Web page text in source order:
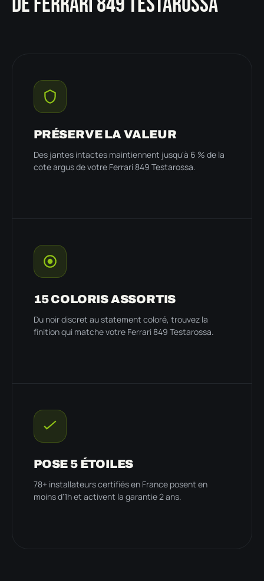
PRÉSERVE LA VALEUR
Des jantes intactes maintiennent jusqu'à 6 % de la
cote argus de votre Ferrari 849 Testarossa.
15 COLORIS ASSORTIS
Du noir discret au statement coloré, trouvez la
finition qui matche votre Ferrari 849 Testarossa.
POSE 5 ÉTOILES
78+ installateurs certifiés en France posent en
moins d'1h et activent la garantie 2 ans.